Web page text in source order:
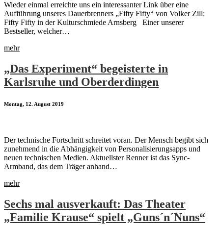
Wieder einmal erreichte uns ein interessanter Link über eine
Aufführung unseres Dauerbrenners „Fifty Fifty“ von Volker Zill:
Fifty Fifty in der Kulturschmiede Arnsberg Einer unserer
Bestseller, welcher…
mehr
„Das Experiment“ begeisterte in
Karlsruhe und Oberderdingen
Montag, 12. August 2019
Der technische Fortschritt schreitet voran. Der Mensch begibt sich
zunehmend in die Abhängigkeit von Personalisierungsapps und
neuen technischen Medien. Aktuellster Renner ist das Sync-
Armband, das dem Träger anhand…
mehr
Sechs mal ausverkauft: Das Theater
„Familie Krause“ spielt „Guns´n´Nuns“